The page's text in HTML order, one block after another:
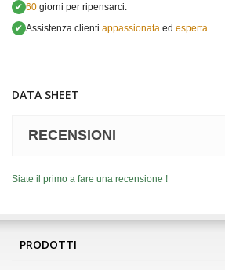
✔ 60 giorni per ripensarci.
✔ Assistenza clienti appassionata ed esperta
DATA SHEET
RECENSIONI
Siate il primo a fare una recensione !
PRODOTTI